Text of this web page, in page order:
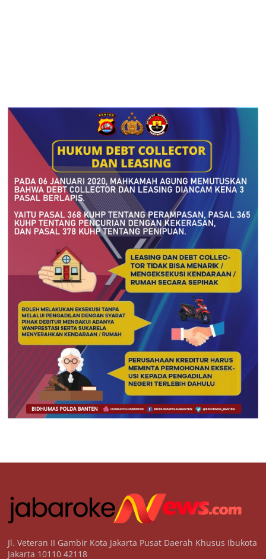
Jl. Veteran II Gambir Kota Jakarta Pusat Daerah Khusus Ibukota
Jakarta 10110 42118